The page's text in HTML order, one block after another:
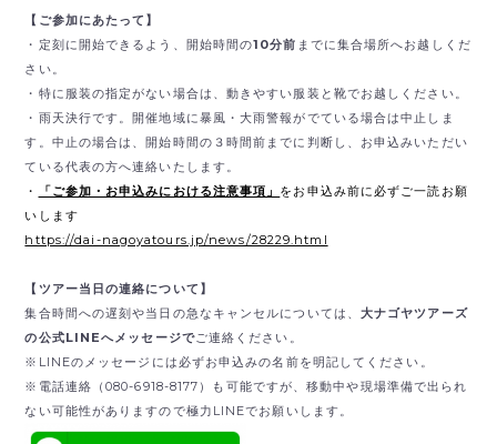
【ご参加にあたって】
・定刻に開始できるよう、開始時間の10分前 までに集合場所へお越しくだ
さい。
・特に服装の指定がない場合は、動きやすい服装と靴でお越しください。
・雨天決行です。開催地域に暴風・大雨警報がでている場合は中止しま
す。中止の場合は、開始時間の３時間前までに判断し、お申込みいただい
ている代表の方へ連絡いたします。
・
「ご参加・お申込みにおける注意事項」 をお申込み前に必ずご一読お願
いします
https://dai-nagoyatours.jp/news/28229.html
【ツアー当日の連絡について】
集合時間への遅刻や当日の急なキャンセルについては、 大ナゴヤツアーズ
の公式LINEへメッセージでご連絡ください。
※LINEのメッセージには必ずお申込みの名前を明記してください。
※電話連絡（080-6918-8177）も可能ですが、移動中や現場準備で出られ
ない可能性がありますので極力LINEでお願いします。